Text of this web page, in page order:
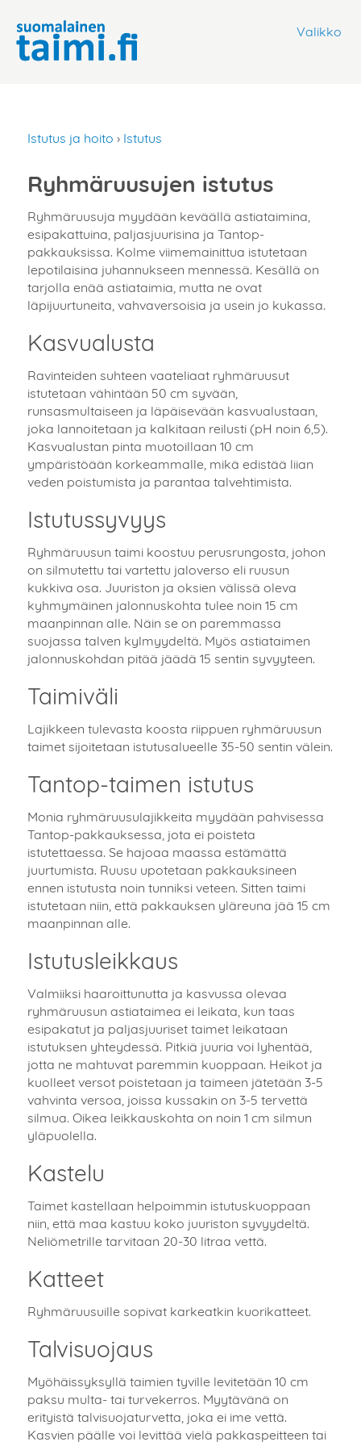
Valikko
Istutus ja hoito › Istutus
Ryhmäruusujen istutus
Ryhmäruusuja myydään keväällä astiataimina,
esipakattuina, paljasjuurisina ja Tantop-
pakkauksissa. Kolme viimemainittua istutetaan
lepotilaisina juhannukseen mennessä. Kesällä on
tarjolla enää astiataimia, mutta ne ovat
läpijuurtuneita, vahvaversoisia ja usein jo kukassa.
Kasvualusta
Ravinteiden suhteen vaateliaat ryhmäruusut
istutetaan vähintään 50 cm syvään,
runsasmultaiseen ja läpäisevään kasvualustaan,
joka lannoitetaan ja kalkitaan reilusti (pH noin 6,5).
Kasvualustan pinta muotoillaan 10 cm
ympäristöään korkeammalle, mikä edistää liian
veden poistumista ja parantaa talvehtimista.
Istutussyvyys
Ryhmäruusun taimi koostuu perusrungosta, johon
on silmutettu tai vartettu jaloverso eli ruusun
kukkiva osa. Juuriston ja oksien välissä oleva
kyhmymäinen jalonnuskohta tulee noin 15 cm
maanpinnan alle. Näin se on paremmassa
suojassa talven kylmyydeltä. Myös astiataimen
jalonnuskohdan pitää jäädä 15 sentin syvyyteen.
Taimiväli
Lajikkeen tulevasta koosta riippuen ryhmäruusun
taimet sijoitetaan istutusalueelle 35-50 sentin välein.
Tantop-taimen istutus
Monia ryhmäruusulajikkeita myydään pahvisessa
Tantop-pakkauksessa, jota ei poisteta
istutettaessa. Se hajoaa maassa estämättä
juurtumista. Ruusu upotetaan pakkauksineen
ennen istutusta noin tunniksi veteen. Sitten taimi
istutetaan niin, että pakkauksen yläreuna jää 15 cm
maanpinnan alle.
Istutusleikkaus
Valmiiksi haaroittunutta ja kasvussa olevaa
ryhmäruusun astiataimea ei leikata, kun taas
esipakatut ja paljasjuuriset taimet leikataan
istutuksen yhteydessä. Pitkiä juuria voi lyhentää,
jotta ne mahtuvat paremmin kuoppaan. Heikot ja
kuolleet versot poistetaan ja taimeen jätetään 3-5
vahvinta versoa, joissa kussakin on 3-5 tervettä
silmua. Oikea leikkauskohta on noin 1 cm silmun
yläpuolella.
Kastelu
Taimet kastellaan helpoimmin istutuskuoppaan
niin, että maa kastuu koko juuriston syvyydeltä.
Neliömetrille tarvitaan 20-30 litraa vettä.
Katteet
Ryhmäruusuille sopivat karkeatkin kuorikatteet.
Talvisuojaus
Myöhäissyksyllä taimien tyville levitetään 10 cm
paksu multa- tai turvekerros. Myytävänä on
erityistä talvisuojaturvetta, joka ei ime vettä.
Kasvien päälle voi levittää vielä pakkaspeitteen tai